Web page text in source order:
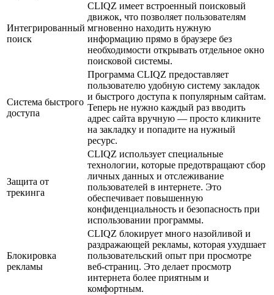
Интегрированный
поиск
CLIQZ имеет встроенный поисковый
движок, что позволяет пользователям
мгновенно находить нужную
информацию прямо в браузере без
необходимости открывать отдельное окно
поисковой системы.
Система быстрого
доступа
Программа CLIQZ предоставляет
пользователю удобную систему закладок
и быстрого доступа к популярным сайтам.
Теперь не нужно каждый раз вводить
адрес сайта вручную — просто кликните
на закладку и попадите на нужный
ресурс.
Защита от
трекинга
CLIQZ использует специальные
технологии, которые предотвращают сбор
личных данных и отслеживание
пользователей в интернете. Это
обеспечивает повышенную
конфиденциальность и безопасность при
использовании программы.
Блокировка
рекламы
CLIQZ блокирует много назойливой и
раздражающей рекламы, которая ухудшает
пользовательский опыт при просмотре
веб-страниц. Это делает просмотр
интернета более приятным и
комфортным.